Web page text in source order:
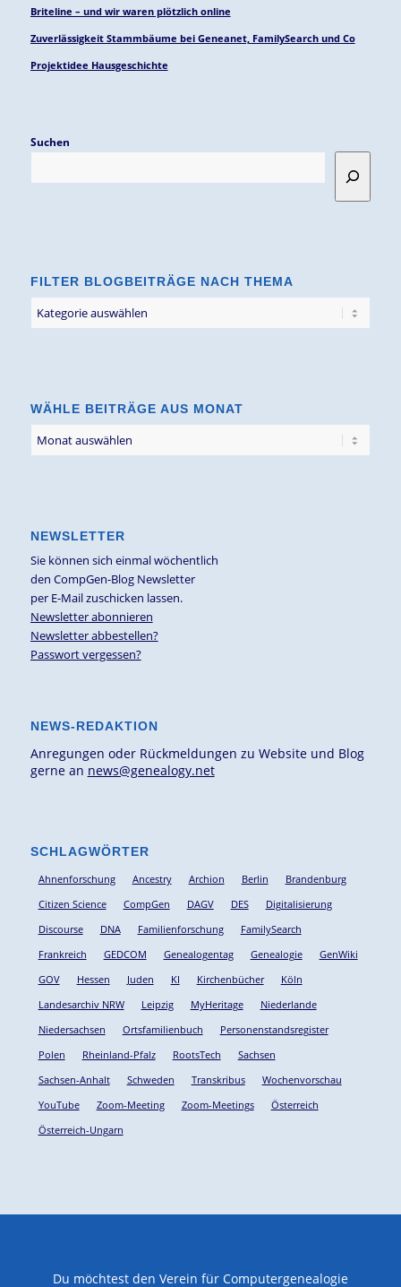
Briteline – und wir waren plötzlich online
Zuverlässigkeit Stammbäume bei Geneanet, FamilySearch und Co
Projektidee Hausgeschichte
Suchen
FILTER BLOGBEITRÄGE NACH THEMA
Blogbeiträge
WÄHLE BEITRÄGE AUS MONAT
NEWSLETTER
Sie können sich einmal wöchentlich
den CompGen-Blog Newsletter
per E-Mail zuschicken lassen.
Newsletter abonnieren
Newsletter abbestellen?
Passwort vergessen?
NEWS-REDAKTION
Anregungen oder Rückmeldungen zu Website und Blog
gerne an news@genealogy.net
SCHLAGWÖRTER
Ahnenforschung Ancestry Archion Berlin
Brandenburg
Citizen Science
CompGen DAGV DES
Digitalisierung
Discourse
DNA Familienforschung
FamilySearch
Frankreich
GEDCOM Genealogentag Genealogie
GenWiki
GOV
Hessen Juden KI Kirchenbücher
Köln
Landesarchiv NRW
Leipzig MyHeritage
Niederlande
Niedersachsen
Ortsfamilienbuch
Personenstandsregister
Polen
Rheinland-Pfalz RootsTech
Sachsen
Sachsen-Anhalt
Schweden Transkribus
Wochenvorschau
YouTube
Zoom-Meeting Zoom-Meetings
Österreich
Österreich-Ungarn
Du möchtest den Verein für Computergenealogie